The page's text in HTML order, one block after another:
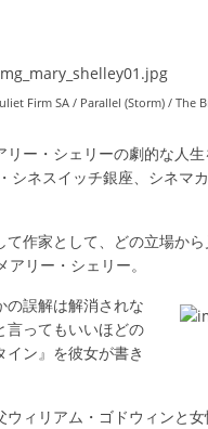
Firm SA / Parallel (Storm) / The
リー・シェリーの劇的な人
シネスイッチ銀座、シネマ
作家として、どの立場か
アリー・シェリー。
の誤解は解消されな
言ってもいいほどの
ン』を彼女が書き
ィリアム・ゴドウィンと